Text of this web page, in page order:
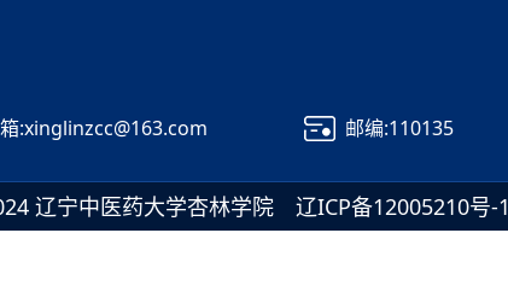
:xinglinzcc@163.com 邮编:110135
辽宁中医药大学杏林学院 辽ICP备12005210号-1